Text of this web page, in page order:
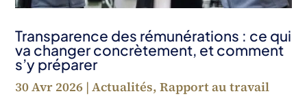
Transparence des rémunérations : ce qui
va changer concrètement, et comment
s’y préparer
30 Avr 2026 |Actualités,Rapport au travail